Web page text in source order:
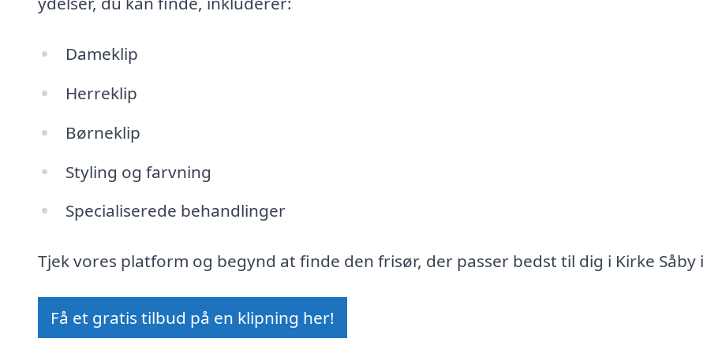
Dameklip
Herreklip
Børneklip
Styling og farvning
Specialiserede behandlinger
Tjek vores platform og begynd at finde den frisør, der passer bedst til dig i Kirke Såby
Få et gratis tilbud på en klipning her!